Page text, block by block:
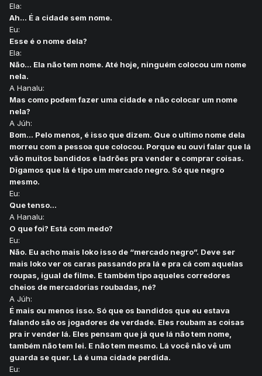
Ela:
Ah... É a cidade sem nome.
Eu:
Esse é o nome dela?
Ela:
Não... Ela não tem nome. Até hoje, ninguém colocou um nome
nela.
A Hanalu:
Mas como podem fazer uma cidade e não colocar um nome
nela?
A Júh:
Bom... Pelo menos, é isso que dizem. Que o ultimo nome dela
morreu com a pessoa que colocou. Porque eu ouvi falar que lá
vão muitos bandidos e ladrões pra vender e comprar coisas.
Digamos que lá é tipo um mercado negro. Só que negro
mesmo.
Eu:
Que tenso...
A Hanalu:
O que foi? Está com medo?
Eu:
Não. Eu acho mais loko isso de “mercado negro”. Deve ser
mais loko ver os caras passando pra lá e pra cá com aquelas
roupas, igual de filme. E também tipo aqueles corredores
cheios de mercadorias roubadas, né?
A Júh:
É mais ou menos isso. Só que os bandidos que eu estava
falando são os jogadores de verdade. Eles roubam as coisas
pra ir vender lá. Eles pensam que já que lá não tem nome,
também não tem lei. E não tem mesmo. Lá você não vê um
guarda se quer. Lá é uma cidade perdida.
Eu: